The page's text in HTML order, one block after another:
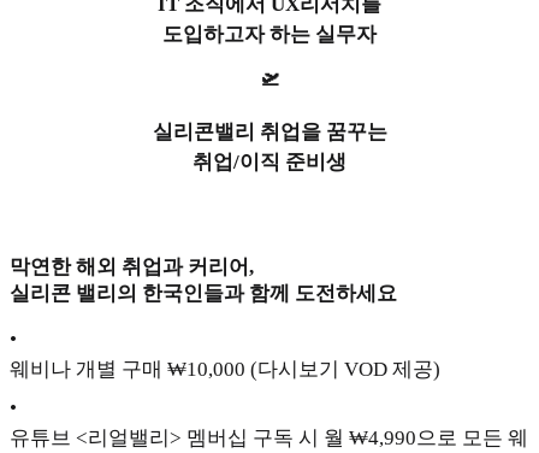
도입하고자 하는 실무자
🛫
실리콘밸리 취업을 꿈꾸는
취업/이직 준비생
막연한 해외 취업과 커리어,
실리콘 밸리의 한국인들과 함께 도전하세요
•
웨비나 개별 구매 ₩10,000 (다시보기 VOD 제공)
•
유튜브 <리얼밸리> 멤버십 구독 시 월 ₩4,990으로 모든 웨